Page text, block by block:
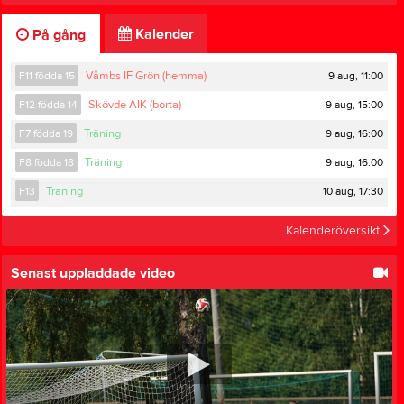
På gång Kalender
F11 födda 15 Våmbs IF Grön (hemma) 9 aug, 11:00
F12 födda 14 Skövde AIK (borta) 9 aug, 15:00
F7 födda 19 Träning 9 aug, 16:00
F8 födda 18 Träning 9 aug, 16:00
F13 Träning 10 aug, 17:30
Kalenderöversikt
Senast uppladdade video